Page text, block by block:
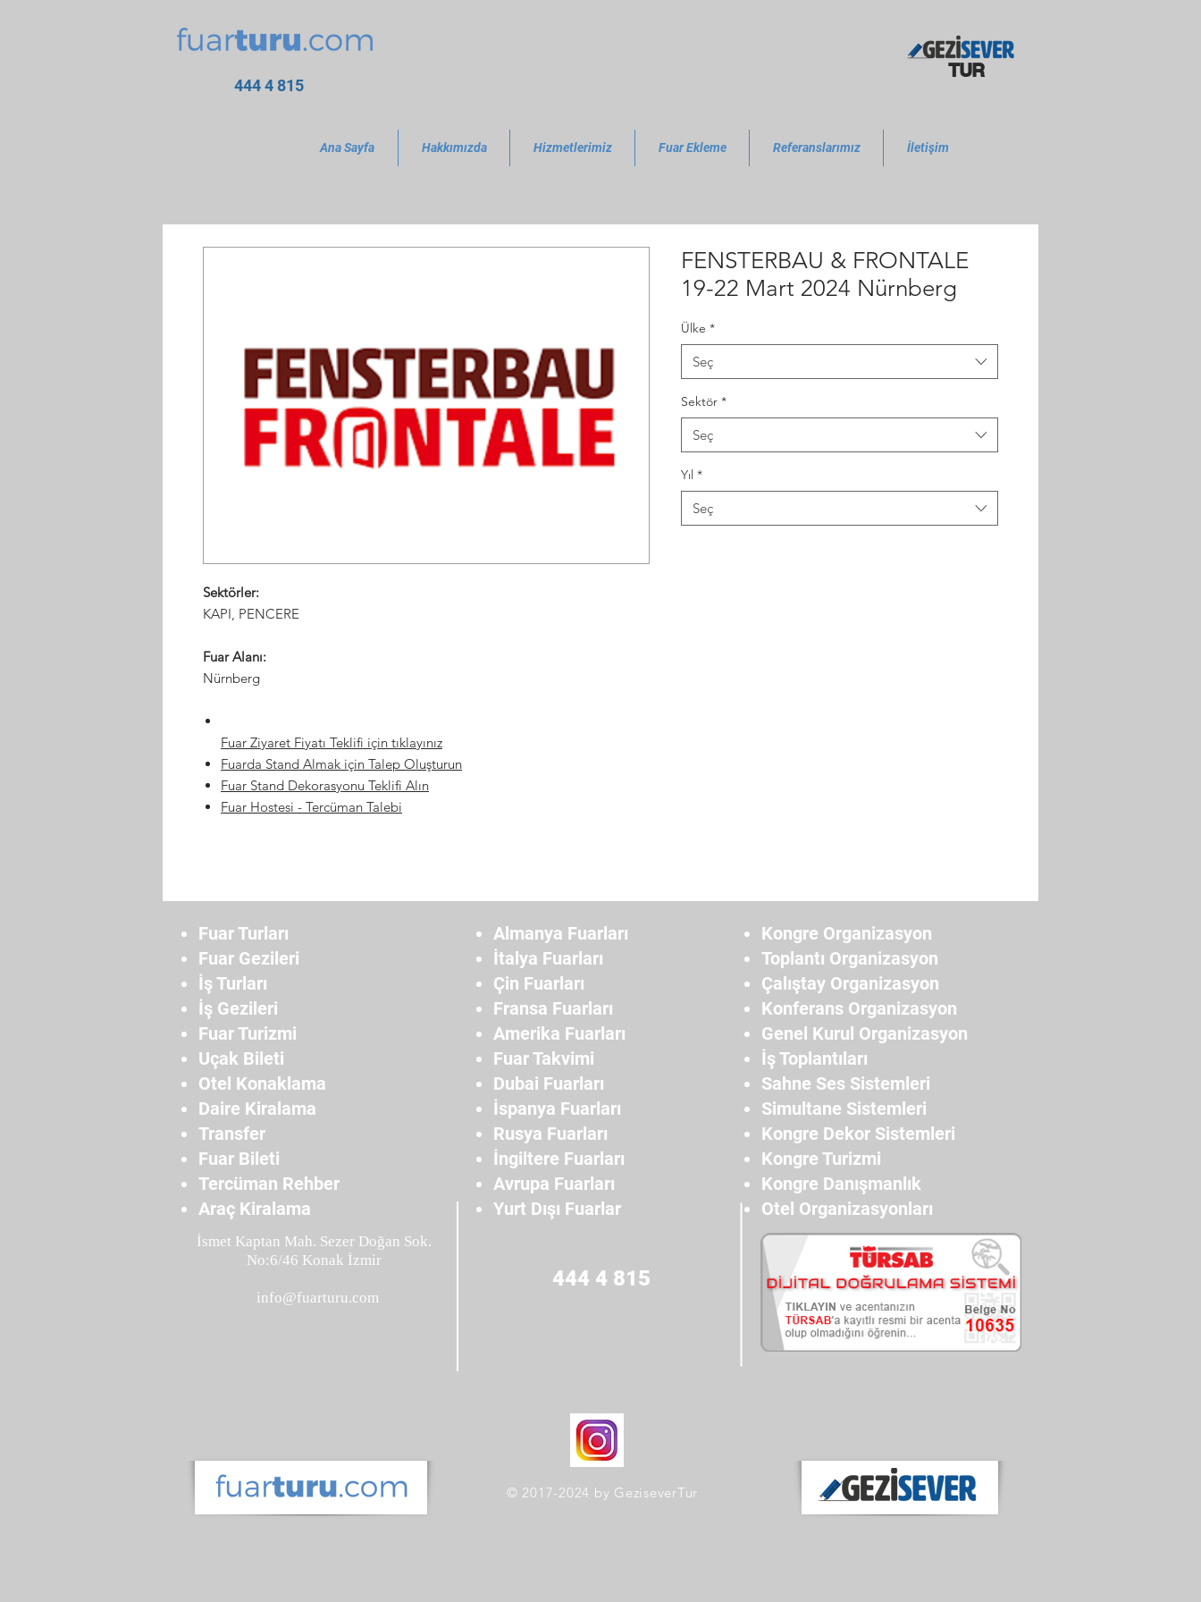
444 4 815
TUR
Ana Sayfa Hakkımızda Hizmetlerimiz Fuar Ekleme Referanslarımız İletişim
Sektörler:
KAPI, PENCERE
Fuar Alanı:
Nürnberg
Fuar Ziyaret Fiyatı Teklifi için tıklayınız
Fuarda Stand Almak için Talep Oluşturun
Fuar Stand Dekorasyonu Teklifi Alın
Fuar Hostesi - Tercüman Talebi
FENSTERBAU & FRONTALE
19-22 Mart 2024 Nürnberg
Ülke *
Seç
Sektör *
Seç
Yıl *
Seç
Fuar Turları
Fuar Gezileri
İş Turları
İş Gezileri
Fuar Turizmi
Uçak Bileti
Otel Konaklama
Daire Kiralama
Transfer
Fuar Bileti
Tercüman Rehber
Araç Kiralama
Almanya Fuarları
İtalya Fuarları
Çin Fuarları
Fransa Fuarları
Amerika Fuarları
Fuar Takvimi
Dubai Fuarları
İspanya Fuarları
Rusya Fuarları
İngiltere Fuarları
Avrupa Fuarları
Yurt Dışı Fuarlar
Kongre Organizasyon
Toplantı Organizasyon
Çalıştay Organizasyon
Konferans Organizasyon
Genel Kurul Organizasyon
İş Toplantıları
Sahne Ses Sistemleri
Simultane Sistemleri
Kongre Dekor Sistemleri
Kongre Turizmi
Kongre Danışmanlık
Otel Organizasyonları
İsmet Kaptan Mah. Sezer Doğan Sok.
No:6/46 Konak İzmir
info@fuarturu.com
444 4 815
© 2017-2024 by GeziseverTur